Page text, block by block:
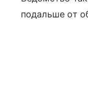
подальше от